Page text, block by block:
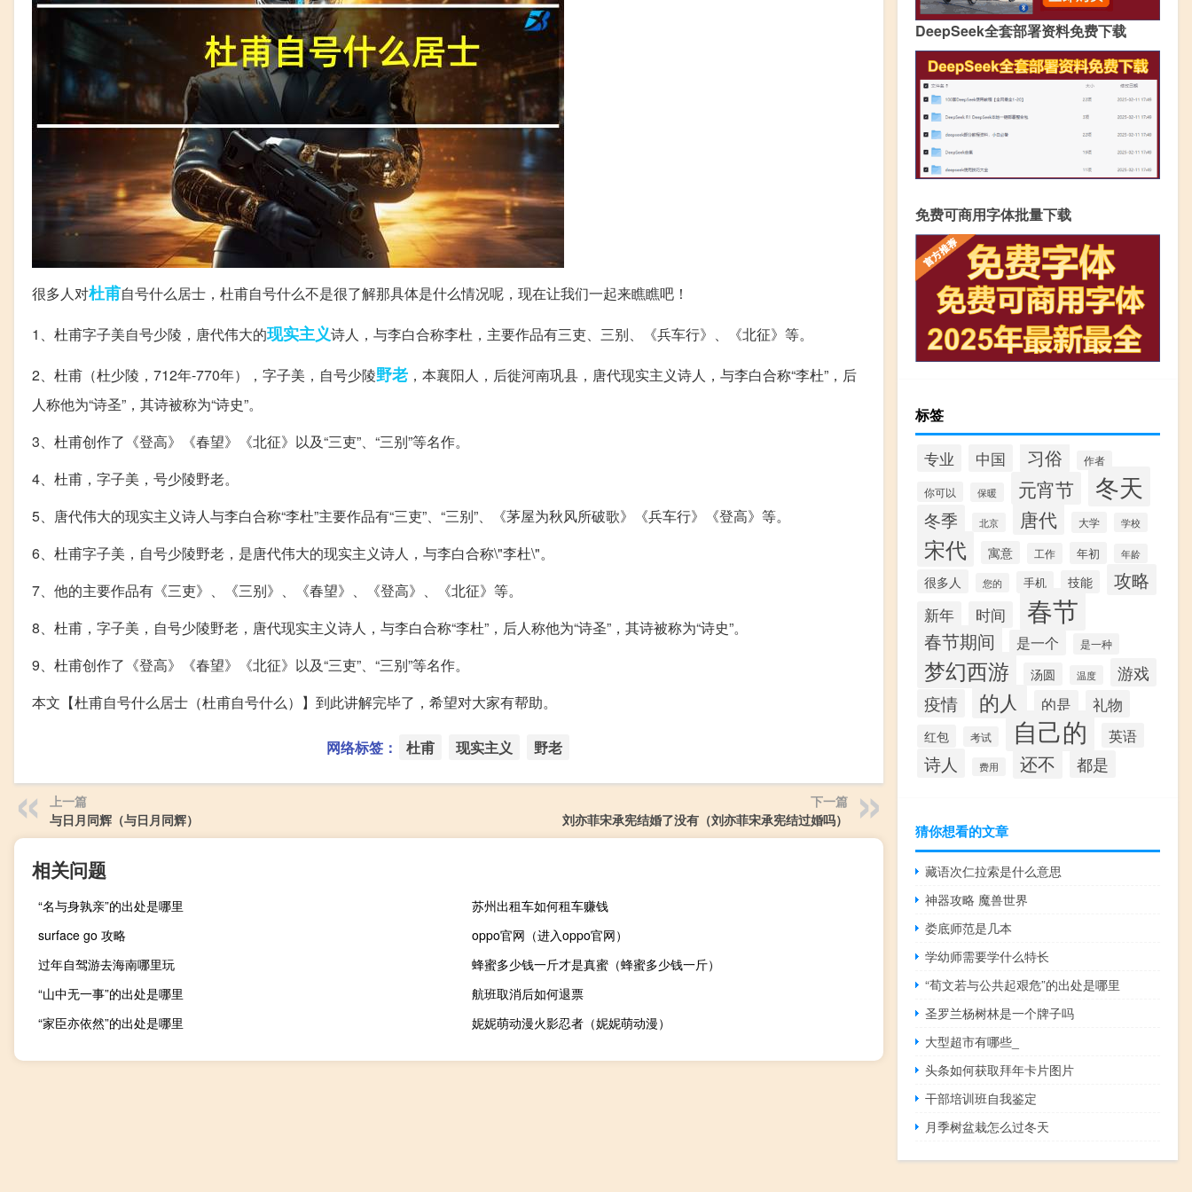
很多人对杜甫自号什么居士，杜甫自号什么不是很了解那具体是什么情况呢，现在让我们一起来瞧瞧吧！
1、杜甫字子美自号少陵，唐代伟大的现实主义诗人，与李白合称李杜，主要作品有三吏、三别、《兵车行》、《北征》等。
2、杜甫（杜少陵，712年-770年），字子美，自号少陵野老 ，本襄阳人，后徙河南巩县，唐代现实主义诗人，与李白合称“李杜”，后
人称他为“诗圣”，其诗被称为“诗史”。
3、杜甫创作了《登高》《春望》《北征》以及“三吏”、“三别”等名作。
4、杜甫，字子美，号少陵野老。
5、唐代伟大的现实主义诗人与李白合称“李杜”主要作品有“三吏”、“三别”、《茅屋为秋风所破歌》《兵车行》《登高》等。
6、杜甫字子美，自号少陵野老，是唐代伟大的现实主义诗人，与李白合称\"李杜\"。
7、他的主要作品有《三吏》、《三别》、《春望》、《登高》、《北征》等。
8、杜甫，字子美，自号少陵野老，唐代现实主义诗人，与李白合称“李杜”，后人称他为“诗圣”，其诗被称为“诗史”。
9、杜甫创作了《登高》《春望》《北征》以及“三吏”、“三别”等名作。
本文【杜甫自号什么居士（杜甫自号什么）】到此讲解完毕了，希望对大家有帮助。
网络标签： 杜甫 现实主义 野老
上一篇
与日月同辉（与日月同辉）
下一篇
刘亦菲宋承宪结婚了没有（刘亦菲宋承宪结过婚吗）
相关问题
“名与身孰亲”的出处是哪里
苏州出租车如何租车赚钱
surface go 攻略
oppo官网（进入oppo官网）
过年自驾游去海南哪里玩
蜂蜜多少钱一斤才是真蜜（蜂蜜多少钱一斤）
“山中无一事”的出处是哪里
航班取消后如何退票
“家臣亦依然”的出处是哪里
妮妮萌动漫火影忍者（妮妮萌动漫）
DeepSeek全套部署资料免费下载
免费可商用字体批量下载
标签
专业 中国 习俗 作者
你可以 保暖 元宵节 冬天
冬季 北京 唐代 大学 学校
宋代 寓意 工作 年初 年龄
很多人 您的 手机 技能 攻略
新年 时间 春节
春节期间 是一个 是一种
梦幻西游 汤圆 温度
游戏
疫情
的人 的是 礼物
红包 考试 自己的 英语
诗人 费用 还不 都是
猜你想看的文章
藏语次仁拉索是什么意思
神器攻略 魔兽世界
娄底师范是几本
学幼师需要学什么特长
“荀文若与公共起艰危”的出处是哪里
圣罗兰杨树林是一个牌子吗
大型超市有哪些_
头条如何获取拜年卡片图片
干部培训班自我鉴定
月季树盆栽怎么过冬天